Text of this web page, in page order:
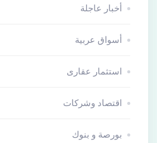
أخبار عاجلة
أسواق عربية
استثمار عقارى
اقتصاد وشركات
بورصة و بنوك